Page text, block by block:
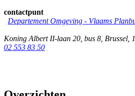
contactpunt
Departement Omgeving - Vlaams
Koning Albert II-laan 20, bus 8 Brussel
02 553 83 50